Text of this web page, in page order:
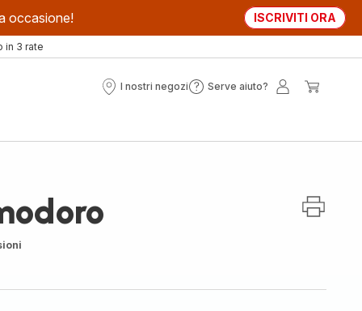
occasione! ISCRIVITI ORA
in 3 rate
I nostri negozi
I
Serve aiuto?
Serve